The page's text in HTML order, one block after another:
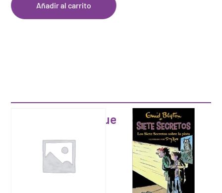
Añadir al carrito
Artículos que pueden interesarte